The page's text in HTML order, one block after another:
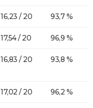
16,23 / 20 93,7 %
17,54 / 20 96,9 %
16,83 / 20 93,8 %
17,02 / 20 96,2 %